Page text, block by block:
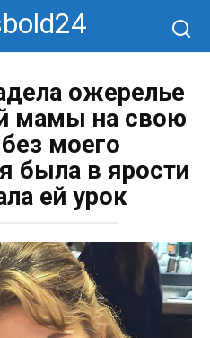
ожерелье
мамы на свою
моего
была в ярости
ей урок